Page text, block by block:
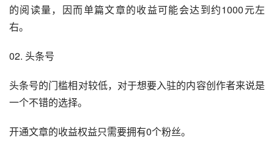
的阅读量，因而单篇文章的收益可能会达到约1000元左
右。
02. 头条号
头条号的门槛相对较低，对于想要入驻的内容创作者来说是
一个不错的选择。
开通文章的收益权益只需要拥有0个粉丝。